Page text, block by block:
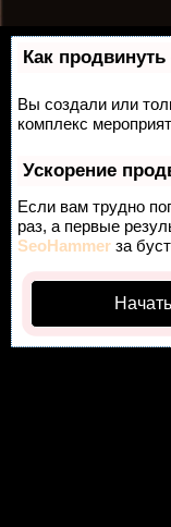
Как
Вы создали или
комплекс
Ускорение
Если вам трудно
раз, а первые
SeoHammer за